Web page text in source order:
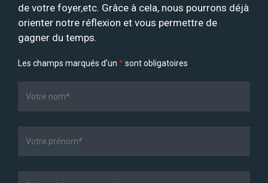
de votre foyer,etc. Grâce à cela, nous pourrons déjà
orienter notre réflexion et vous permettre de
gagner du temps.
Les champs marqués d’un *sont obligatoires